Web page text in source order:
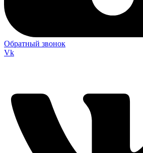
Обратный звонок
Vk